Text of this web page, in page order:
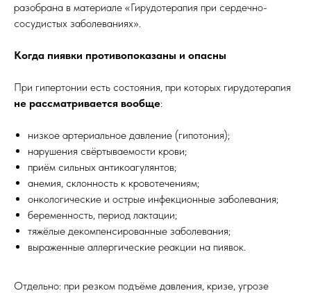
разобрана в материале «Гирудотерапия при сердечно-
сосудистых заболеваниях».
Когда пиявки противопоказаны и опасны
При гипертонии есть состояния, при которых гирудотерапия
не рассматривается вообще:
низкое артериальное давление (гипотония);
нарушения свёртываемости крови;
приём сильных антикоагулянтов;
анемия, склонность к кровотечениям;
онкологические и острые инфекционные заболевания;
беременность, период лактации;
тяжёлые декомпенсированные заболевания;
выраженные аллергические реакции на пиявок.
Отдельно: при резком подъёме давления, кризе, угрозе